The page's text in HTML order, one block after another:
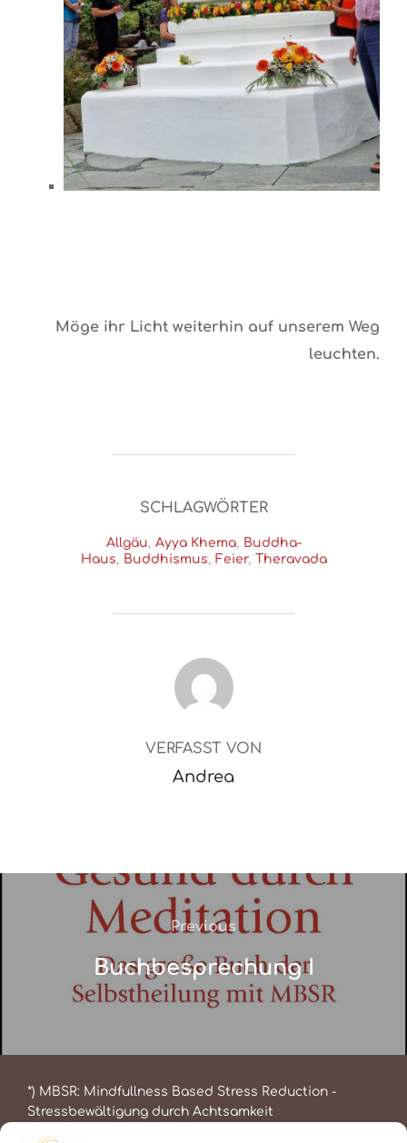
Möge ihr Licht weiterhin auf unserem Weg
leuchten.
SCHLAGWÖRTER
Allgäu, Ayya Khema, Buddha-
Haus, Buddhismus, Feier, Theravada
BEITRAGSAUTOR
VERFASST VON
Andrea
Beitragsnavigation
Previous
Previous
Buchbesprechung I
*) MBSR: Mindfullness Based Stress Reduction -
Stressbewältigung durch Achtsamkeit